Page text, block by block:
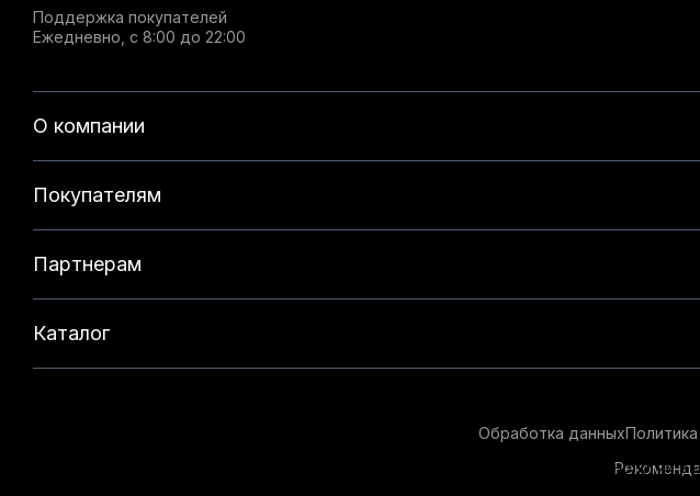
О компании
Покупателям
Партнерам
Каталог
Поддержка покупателей
Ежедневно, с 8:00 до 22:00
Обработка данных
Данный веб-сайт использует cookie-файлы и рекомендательные технологии в